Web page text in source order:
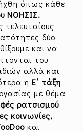
όπως κάθε
ΝΟΗΣΙΣ.
τελευταίους
δύο
και να
του
αλλά και
η Ε΄ τάξη
με θέμα
ρατσισμού
κοινωνίες,
και